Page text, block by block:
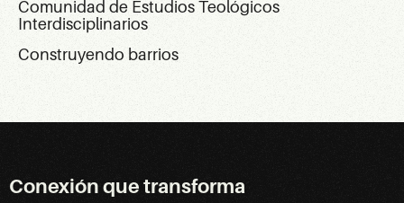
Comunidad de Estudios Teológicos
Interdisciplinarios
Construyendo barrios
Conexión que transforma